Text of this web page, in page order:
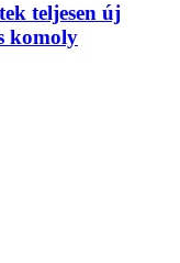
teljesen új
komoly